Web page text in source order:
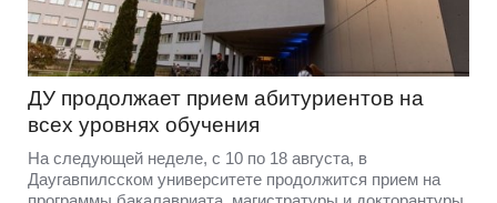
ДУ продолжает прием абитуриентов на
всех уровнях обучения
На следующей неделе, с 10 по 18 августа, в
Даугавпилсском университете продолжится прием на